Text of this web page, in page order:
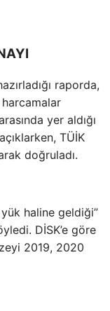
raporda,
yer aldığı
TÜİK
doğruladı.
haline geldiği”
DİSK’e göre
2019, 2020